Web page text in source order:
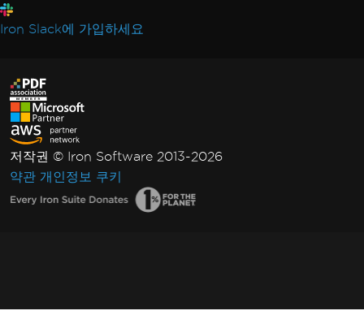
Iron Slack에 가입하세요
저작권 © Iron Software 2013-2026
약관 개인정보 쿠키